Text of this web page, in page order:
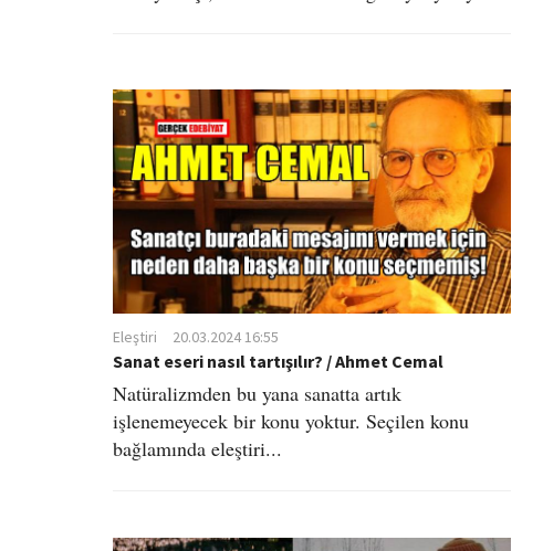
Eleştiri 20.03.2024 16:55
Sanat eseri nasıl tartışılır? / Ahmet Cemal​
Natüralizmden bu yana sanatta artık
işlenemeyecek bir konu yoktur.​ Seçilen konu
bağlamında eleştiri...